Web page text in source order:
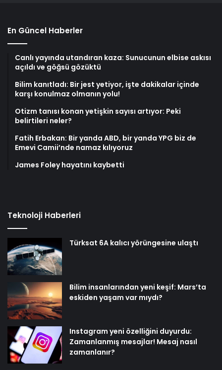
En Güncel Haberler
Canlı yayında utandıran kaza: Sunucunun elbise askısı
açıldı ve göğsü gözüktü
Bilim kanıtladı: Bir jest yetiyor, işte dakikalar içinde
karşı konulmaz olmanın yolu!
Otizm tanısı konan yetişkin sayısı artıyor: Peki
belirtileri neler?
Fatih Erbakan: Bir yanda ABD, bir yanda YPG biz de
Emevi Camii’nde namaz kılıyoruz
James Foley hayatını kaybetti
Teknoloji Haberleri
Türksat 6A kalıcı yörüngesine ulaştı
Bilim insanlarından yeni keşif: Mars’ta
eskiden yaşam var mıydı?
Instagram yeni özelliğini duyurdu:
Zamanlanmış mesajlar! Mesaj nasıl
zamanlanır?